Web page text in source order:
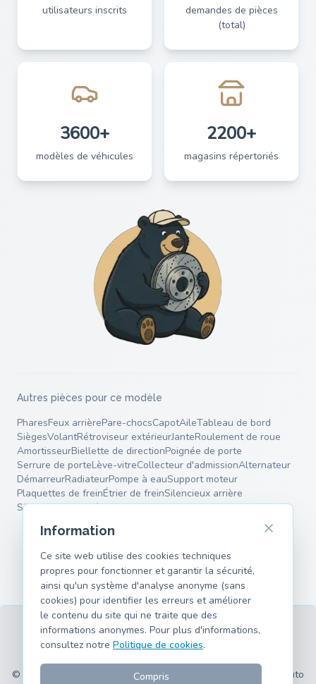
utilisateurs inscrits
demandes de pièces
(total)
3600+
modèles de véhicules
2200+
magasins répertoriés
Autres pièces pour ce modèle
PharesFeux arrièrePare-chocsCapotAileTableau de bord
SiègesVolantRétroviseur extérieurJanteRoulement de roue
AmortisseurBiellette de directionPoignée de porte
Serrure de porteLève-vitreCollecteur d'admissionAlternateur
DémarreurRadiateurPompe à eauSupport moteur
Plaquettes de freinÉtrier de freinSilencieux arrière
Silencieux intermédiaireRessortsBras de suspension
CGUConfidentialitéMentions légales
Modèles pris en charge
© 2026 hank.parts S. L. - Fait avec ❤️ pour les passionnés d'auto
Information
Ce site web utilise des cookies techniques
propres pour fonctionner et garantir la sécurité,
ainsi qu'un système d'analyse anonyme (sans
cookies) pour identifier les erreurs et améliorer
le contenu du site qui ne traite que des
informations anonymes. Pour plus d'informations,
consultez notre Politique de cookies.
Compris